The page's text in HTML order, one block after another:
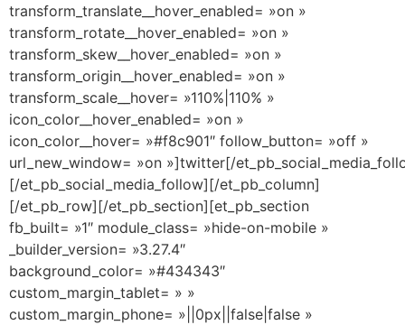
transform_translate__hover_enabled= »on »
transform_rotate__hover_enabled= »on »
transform_skew__hover_enabled= »on »
transform_origin__hover_enabled= »on »
transform_scale__hover= »110%|110% »
icon_color__hover_enabled= »on »
icon_color__hover= »#f8c901″ follow_button= »off »
url_new_window= »on »]twitter[/
[/et_pb_social_media_follow][/et_pb_column]
[/et_pb_row][/et_pb_section][et_pb_section
fb_built= »1″ module_class= »hide-on-mobile »
_builder_version= »3.27.4″
background_color= »#434343″
custom_margin_tablet= » »
custom_margin_phone= »||0px||false|false »